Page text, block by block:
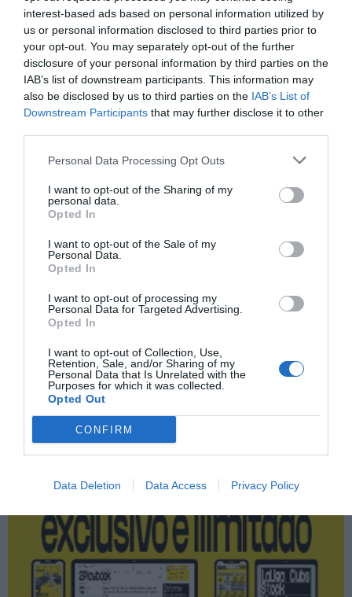
interest-based ads based on personal information utilized by
us or personal information disclosed to third parties prior to
your opt-out. You may separately opt-out of the further
disclosure of your personal information by third parties on the
IAB’s list of downstream participants. This information may
also be disclosed by us to third parties on the IAB’s List of
Downstream Participants that may further disclose it to other
Personal Data Processing Opt Outs
I want to opt-out of the Sharing of my
personal data.
Opted In
I want to opt-out of the Sale of my
Personal Data.
Opted In
I want to opt-out of processing my
Personal Data for Targeted Advertising.
Opted In
I want to opt-out of Collection, Use,
Retention, Sale, and/or Sharing of my
Personal Data that Is Unrelated with the
Purposes for which it was collected.
Opted Out
CONFIRM
Data Deletion Data Access Privacy Policy
Índex2P
Força Lleida CE
ACB
puedes apuntarte gratis
Añadir 2Playbookcomo fuente preferida de Google
de forma gratuita
Mantente informado con las últimas noticias de actualidad.
ACTIVAR AHORA
Publicidad
2Playbook Club2P